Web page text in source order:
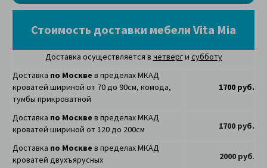
Стоимость доставки мебели Vita Mia
Доставка осуществляется в четверги субботу
Доставка по Москве в пределах МКАД
кроватей шириной от 70 до 90см, комода,
тумбы прикроватной
1700 руб.
Доставка по Москве в пределах МКАД
кроватей шириной от 120 до 200см
1700 руб.
Доставка по Москве в пределах МКАД
кроватей двухъярусных
2000 руб.